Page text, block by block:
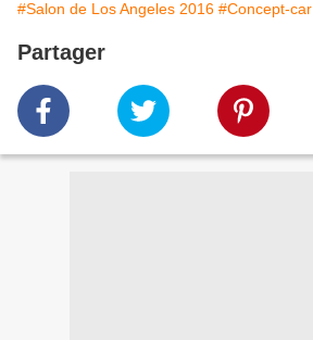
#Salon de Los Angeles 2016 #Concept-car
Partager